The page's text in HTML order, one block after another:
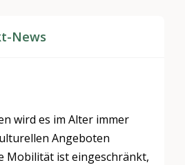
News
wird es im Alter immer
Angeboten
Mobilität ist eingeschränkt,